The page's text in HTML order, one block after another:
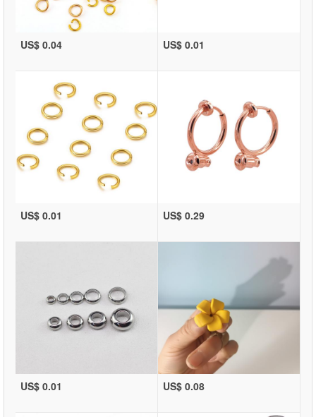
US$ 0.04 US$ 0.01
US$ 0.01 US$ 0.29
US$ 0.01 US$ 0.08